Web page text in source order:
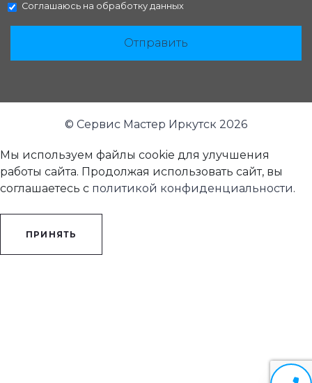
Соглашаюсь на обработку данных
Отправить
© Сервис Мастер Иркутск 2026
Мы используем файлы cookie для улучшения
работы сайта. Продолжая использовать сайт, вы
соглашаетесь с политикой конфиденциальности.
ПРИНЯТЬ